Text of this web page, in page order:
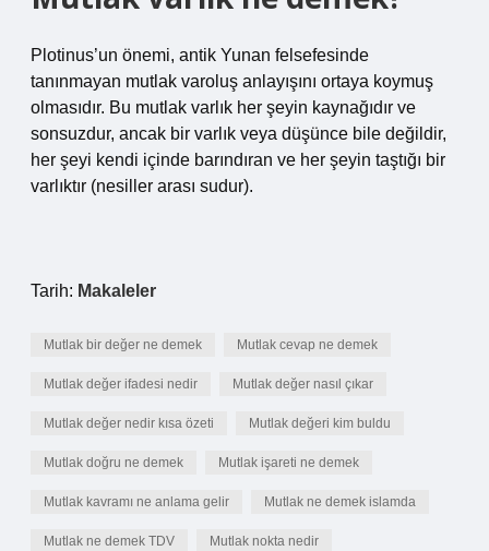
Plotinus’un önemi, antik Yunan felsefesinde
tanınmayan mutlak varoluş anlayışını ortaya koymuş
olmasıdır. Bu mutlak varlık her şeyin kaynağıdır ve
sonsuzdur, ancak bir varlık veya düşünce bile değildir,
her şeyi kendi içinde barındıran ve her şeyin taştığı bir
varlıktır (nesiller arası sudur).
Tarih: Makaleler
Mutlak bir değer ne demek Mutlak cevap ne demek
Mutlak değer ifadesi nedir Mutlak değer nasıl çıkar
Mutlak değer nedir kısa özeti Mutlak değeri kim buldu
Mutlak doğru ne demek Mutlak işareti ne demek
Mutlak kavramı ne anlama gelir Mutlak ne demek islamda
Mutlak ne demek TDV Mutlak nokta nedir